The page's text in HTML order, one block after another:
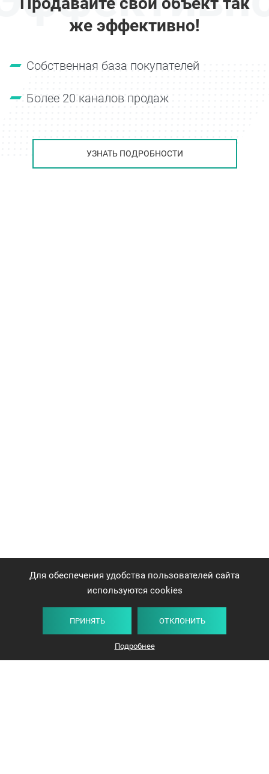
же эффективно!
Собственная база покупателей
Более 20 каналов продаж
УЗНАТЬ ПОДРОБНОСТИ
Для обеспечения удобства пользователей сайта
используются cookies
ПРИНЯТЬ ОТКЛОНИТЬ
Подробнее